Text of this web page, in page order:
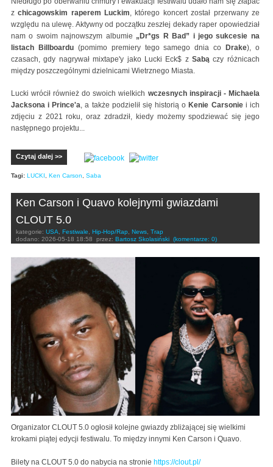
zchicagowskim raperem Luckim, którego koncert został przerwany ze
względu na ulewę. Aktywny od początku zeszłej dekady raper opowiedział
nam o swoim najnowszym albumie „Dr*gs R Bad” i jego sukcesie na
listach Billboardu(pomimo premiery tego samego dnia co Drake), o
czasach, gdy nagrywał mixtape'y jako Lucki Eck$ zSabą czy różnicach
między poszczególnymi dzielnicami Wietrznego Miasta.
Lucki wrócił również do swoich wielkich wczesnych inspiracji - Michaela
Jacksona i Prince'a, a także podzielił się historią o Kenie Carsoniei ich
zdjęciu z 2021 roku, oraz zdradził, kiedy możemy spodziewać się jego
następnego projektu...
Czytaj dalej >>
Tagi: LUCKI Ken Carson Saba
Ken Carson i Quavo kolejnymi gwiazdami
CLOUT 5.0
kategorie: USA Festiwale Hip-Hop/Rap News Trap
dodano: 2026-05-18 18:58 przez: Bartosz Skolasiński (komentarze: 0)
Organizator CLOUT 5.0 ogłosił kolejne gwiazdy zbliżającej się wielkimi
krokami piątej edycji festiwalu. To między innymi Ken Carson i Quavo.
Bilety na CLOUT 5.0 do nabycia na stronie https://clout.pl/